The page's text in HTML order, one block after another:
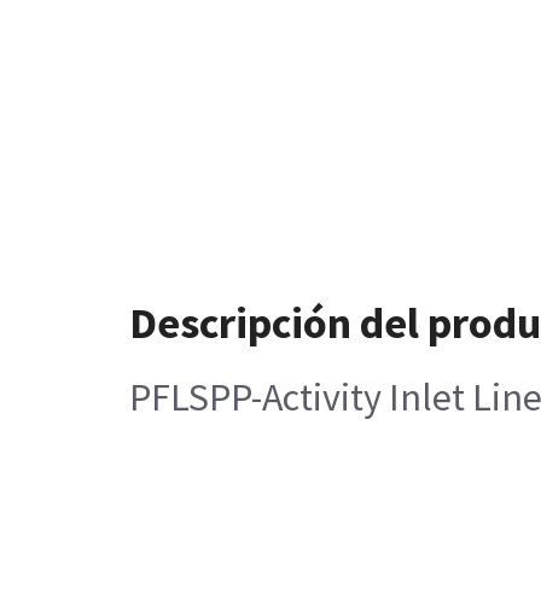
Descripción del
PFLSPP-Activity Inlet